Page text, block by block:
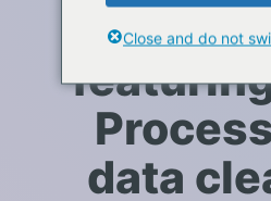
data
Close and do not